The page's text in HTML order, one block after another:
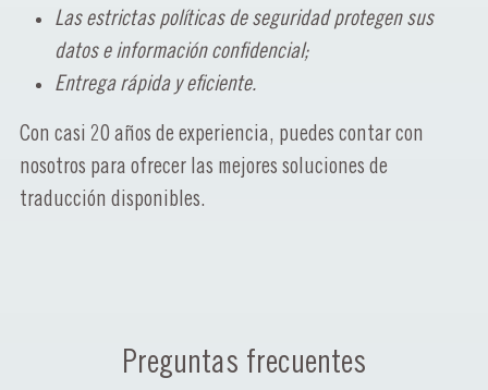
Las estrictas políticas de seguridad protegen sus
datos e información confidencial;
Entrega rápida y eficiente.
Con casi 20 años de experiencia, puedes contar con
nosotros para ofrecer las mejores soluciones de
traducción disponibles.
Preguntas frecuentes